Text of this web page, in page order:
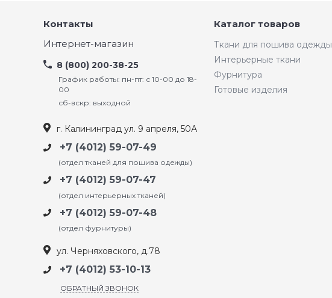
Контакты
Интернет-магазин
8 (800) 200-38-25
График работы: пн-пт: с 10-00 до 18-
00
сб-вскр: выходной
г. Калининград ул. 9 апреля, 50А
+7 (4012) 59-07-49
(отдел тканей для пошива одежды)
+7 (4012) 59-07-47
(отдел интерьерных тканей)
+7 (4012) 59-07-48
(отдел фурнитуры)
ул. Черняховского, д.78
+7 (4012) 53-10-13
ОБРАТНЫЙ ЗВОНОК
Каталог товаров
Ткани для пошива одежды
Интерьерные ткани
Фурнитура
Готовые изделия